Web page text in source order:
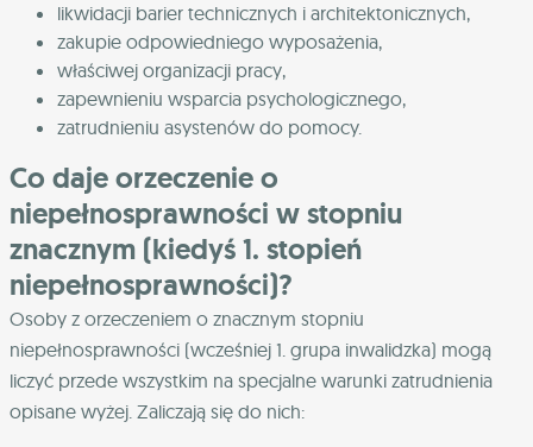
likwidacji barier technicznych i architektonicznych,
zakupie odpowiedniego wyposażenia,
właściwej organizacji pracy,
zapewnieniu wsparcia psychologicznego,
zatrudnieniu asystenów do pomocy.
Co daje orzeczenie o
niepełnosprawności w stopniu
znacznym (kiedyś 1. stopień
niepełnosprawności)?
Osoby z orzeczeniem o znacznym stopniu
niepełnosprawności (wcześniej 1. grupa inwalidzka) mogą
liczyć przede wszystkim na specjalne warunki zatrudnienia
opisane wyżej. Zaliczają się do nich: